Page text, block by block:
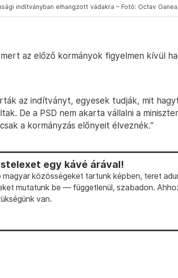
indítványban elhangzott vádakra – Fotó: Octav
az előző kormányok figyelmen kívül
az indítványt, egyesek tudják, mit
De a PSD nem akarta vállalni a
a kormányzás előnyeit élveznék.”
egy kávé árával!
magyar közösségeket tartunk képben, teret
mutatunk be — függetlenül, szabadon.
van.